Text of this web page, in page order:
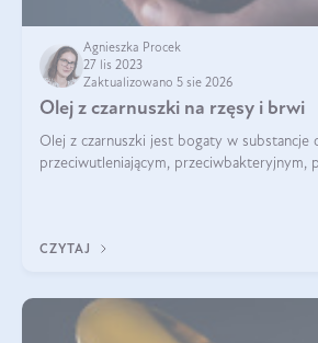
Agnieszka Procek
27 lis 2023
Zaktualizowano 5 sie 2026
Olej z czarnuszki na rzęsy i brwi
Olej z czarnuszki jest bogaty w substancje
przeciwutleniającym, przeciwbakteryjnym,
CZYTAJ